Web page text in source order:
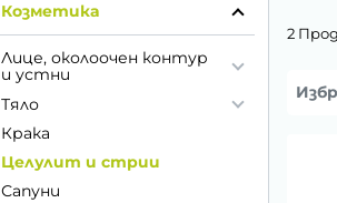
2
Козметика
Лице, околоочен контур
и устни
Тяло
Крака
Целулит и стрии
Сапуни